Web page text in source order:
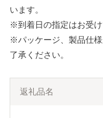
います。
※到着日の指定はお受け
※パッケージ、製品仕
了承ください。
返礼品名